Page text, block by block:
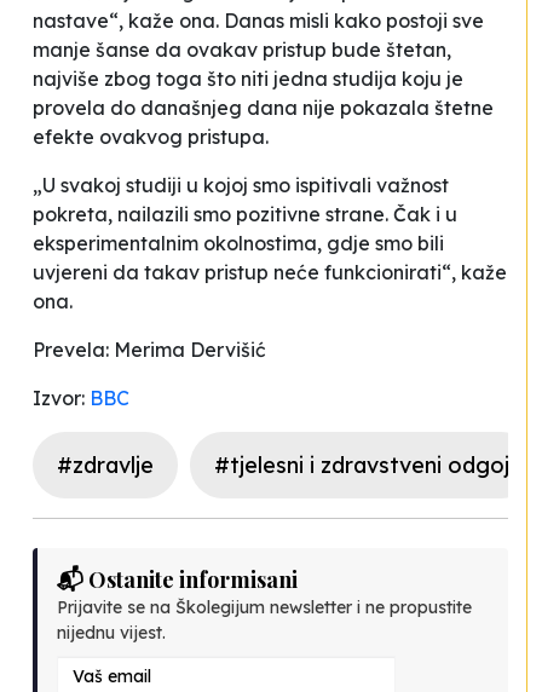
nastave“, kaže ona. Danas misli kako postoji sve
manje šanse da ovakav pristup bude štetan,
najviše zbog toga što niti jedna studija koju je
provela do današnjeg dana nije pokazala štetne
efekte ovakvog pristupa.
„U svakoj studiji u kojoj smo ispitivali važnost
pokreta, nailazili smo pozitivne strane. Čak i u
eksperimentalnim okolnostima, gdje smo bili
uvjereni da takav pristup neće funkcionirati“, kaže
ona.
Prevela: Merima Dervišić
Izvor: BBC
#zdravlje #tjelesni i zdravstveni odgoj
📬 Ostanite informisani
Prijavite se na Školegijum newsletter i ne propustite
nijednu vijest.